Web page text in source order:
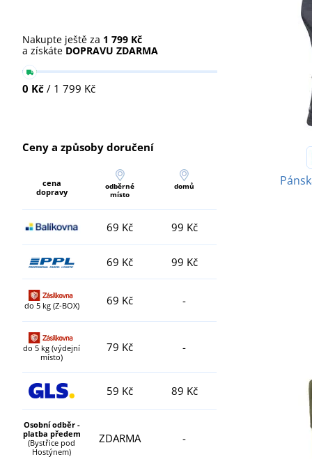
Nakupte ještě za 1 799 Kč
a získáte DOPRAVU ZDARMA
0 Kč / 1 799 Kč
Ceny a způsoby doručení
cena
dopravy
odběrné
místo
domů
69 Kč 99 Kč
69 Kč 99 Kč
do 5 kg (Z-BOX) 69 Kč -
do 5 kg (výdejní
místo)
79 Kč -
59 Kč 89 Kč
Osobní odběr -
platba předem
(Bystřice pod
Hostýnem)
ZDARMA -